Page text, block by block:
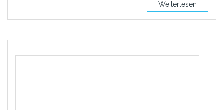
Weiterlesen